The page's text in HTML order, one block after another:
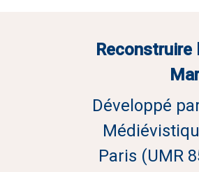
Développé
Paris (UMR